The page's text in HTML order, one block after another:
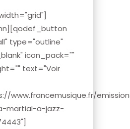
type="outline"
icon_pack=""
text="Voir
www.francemusique.fr/
martial-a-jazz-